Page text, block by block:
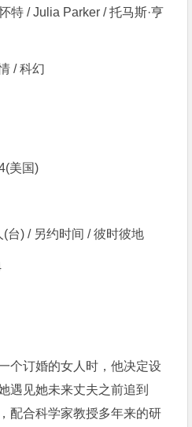
特 / Julia Parker / 托马斯·亨
/ 科幻
美国)
台) / 另约时间 / 彼时彼地
订婚的女人时，他决定设
遇见她未来丈夫之前追到
配合科学家教授多年来的研